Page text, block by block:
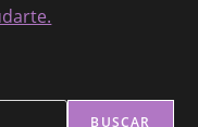
BUSCAR